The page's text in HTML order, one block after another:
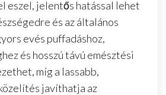
eszel, jelentős hatással lehet
és az általános
evés puffadáshoz,
és hosszú távú emésztési
míg a lassabb,
javíthatja az